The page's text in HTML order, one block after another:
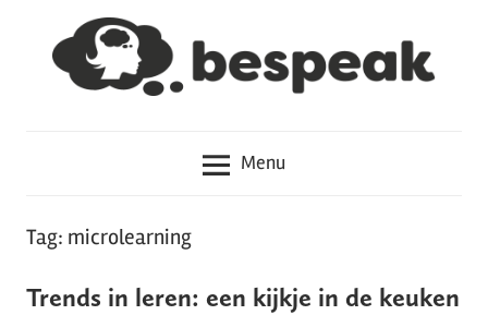
in
hoofd?
Menu
Tag: microlearning
Trends in leren: een kijkje in de keuken